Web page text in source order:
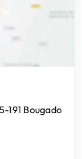
191 Bougado